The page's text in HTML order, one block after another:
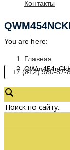
Контакты
You are here:
Главная
+7 (812) 980-87-